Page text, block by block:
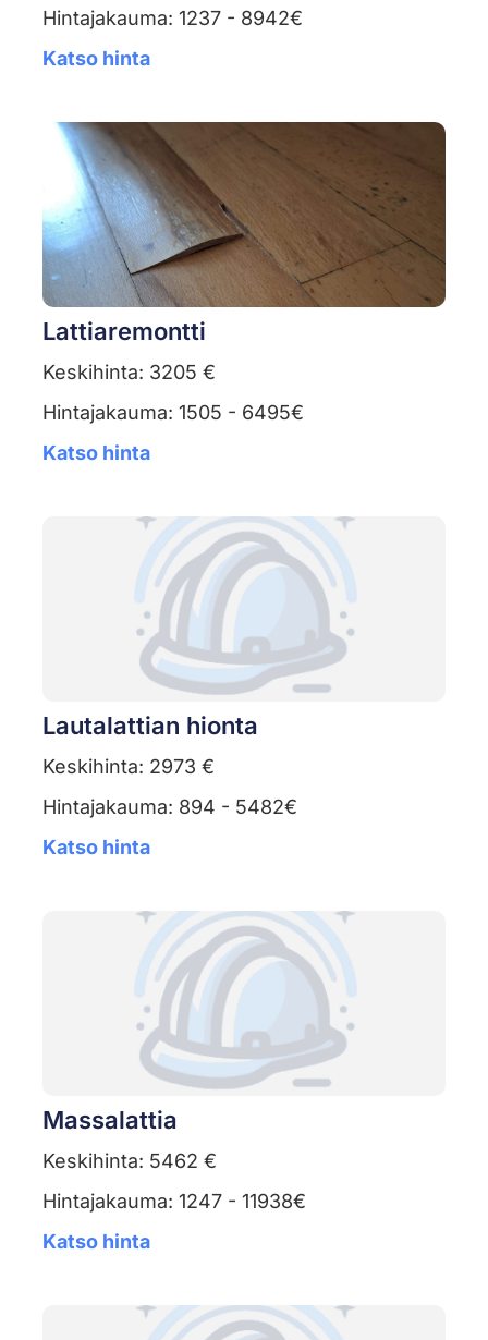
Hintajakauma: 1237 - 8942€
Katso hinta
Lattiaremontti
Keskihinta: 3205 €
Hintajakauma: 1505 - 6495€
Katso hinta
Lautalattian hionta
Keskihinta: 2973 €
Hintajakauma: 894 - 5482€
Katso hinta
Massalattia
Keskihinta: 5462 €
Hintajakauma: 1247 - 11938€
Katso hinta